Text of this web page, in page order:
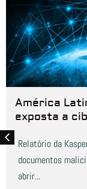
América
exposta a
Relatório da
documentos
abrir...